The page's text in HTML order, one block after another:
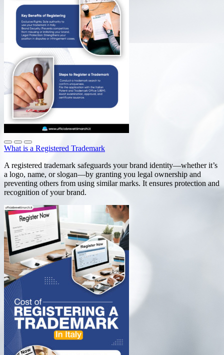
What is a Registered Trademark
A registered trademark safeguards your brand identity—whether it’s
a logo, name, or slogan—by granting you legal ownership and
preventing others from using similar marks. It ensures protection and
recognition of your brand.